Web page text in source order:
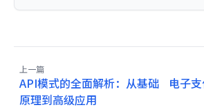
上一篇
API模式的全面解析：从基础
原理到高级应用
电子